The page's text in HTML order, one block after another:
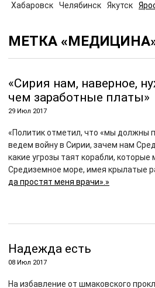
Хабаровск
Челябинск Якутск
МЕТКА
«Сирия нам, наверное,
чем заработные платы»
29 Июл 2017
«Политик отметил, что «мы должны
ведем войну в Сирии, зачем нам
какие угрозы таят корабли, которые
Средиземное море, имея крылатые
да простят меня врачи».»
Надежда есть
08 Июл 2017
На избавление от шмаковского